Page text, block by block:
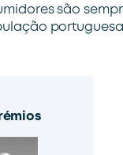
são